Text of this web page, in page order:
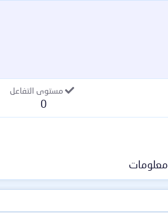
مستوى التفاعل
0
معلومات